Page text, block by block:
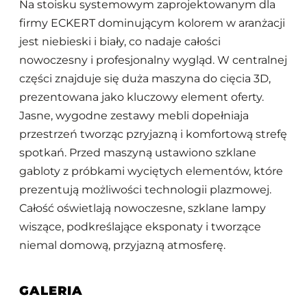
Na stoisku systemowym zaprojektowanym dla
firmy ECKERT dominującym kolorem w aranżacji
jest niebieski i biały, co nadaje całości
nowoczesny i profesjonalny wygląd. W centralnej
części znajduje się duża maszyna do cięcia 3D,
prezentowana jako kluczowy element oferty.
Jasne, wygodne zestawy mebli dopełniaja
przestrzeń tworząc pzryjazną i komfortową strefę
spotkań. Przed maszyną ustawiono szklane
gabloty z próbkami wyciętych elementów, które
prezentują możliwości technologii plazmowej.
Całość oświetlają nowoczesne, szklane lampy
wiszące, podkreślające eksponaty i tworzące
niemal domową, przyjazną atmosferę.
GALERIA